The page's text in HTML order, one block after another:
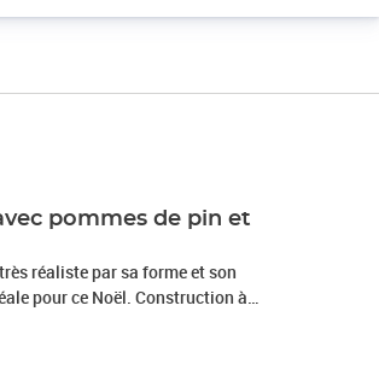
pommes de pin et
réaliste par sa forme et son
pour ce Noël. Construction à
charnières, de sorte que les